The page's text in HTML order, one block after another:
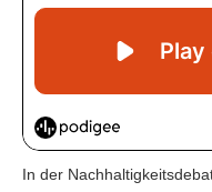
In der